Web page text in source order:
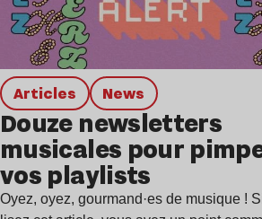
Articles news
Douze newsletters
musicales pour
vos playlists
Oyez, oyez, gourmand·es de musique !